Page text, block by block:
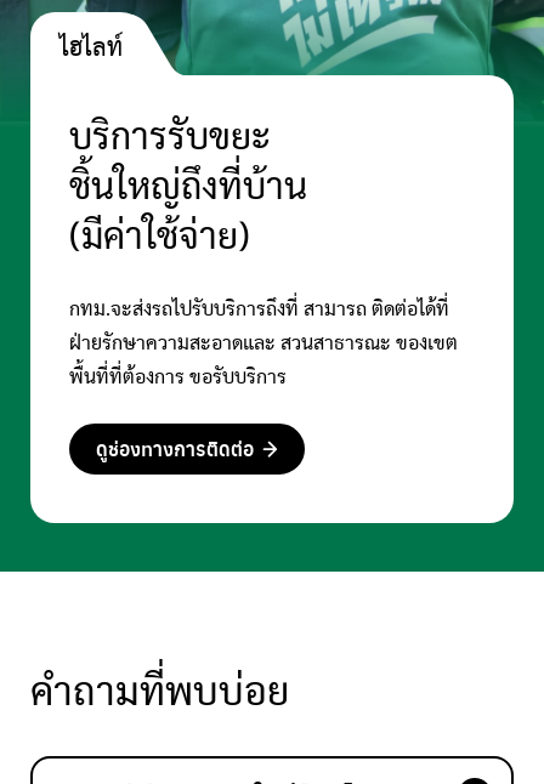
ไฮไลท์
บริการรับขยะ
ชิ้นใหญ่ถึงที่บ้าน
(มีค่าใช้จ่าย)
กทม.จะส่งรถไปรับบริการถึงที่ สามารถ ติดต่อได้ที่
ฝ่ายรักษาความสะอาดและ สวนสาธารณะ ของเขต
พื้นที่ที่ต้องการ ขอรับบริการ
ดูช่องทางการติดต่อ
คำถามที่พบบ่อย